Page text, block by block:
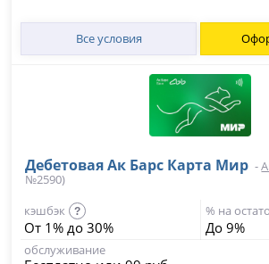
Все условия
Дебетовая Ак Барс Карта Мир -
№2590)
кэшбэк
?
От 1% до 30%
% на
До 9%
обслуживание